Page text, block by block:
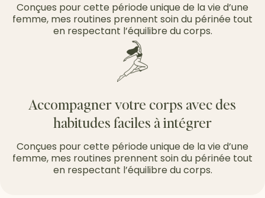
Conçues pour cette période unique de la vie d’une
femme, mes routines prennent soin du périnée tout
en respectant l’équilibre du corps.
Accompagner votre corps avec des
habitudes faciles à intégrer
Conçues pour cette période unique de la vie d’une
femme, mes routines prennent soin du périnée tout
en respectant l’équilibre du corps.